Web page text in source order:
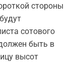
стороны
сотового
быть в
высот